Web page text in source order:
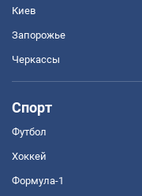
Киев
Запорожье
Черкассы
Спорт
Футбол
Хоккей
Формула-1